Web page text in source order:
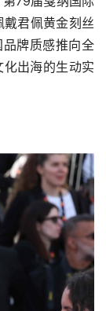
戴君佩黄金刻丝
牌质感推向全
出海的生动实